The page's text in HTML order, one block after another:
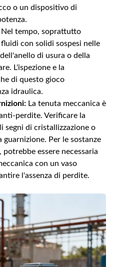
o un dispositivo di
Nel tempo, soprattutto
con solidi sospesi nelle
di usura o della
L'ispezione e la
di questo gioco
idraulica.
La tenuta meccanica è
perdite. Verificare la
segni di cristallizzazione o
guarnizione. Per le sostanze
essere necessaria
con un vaso
l'assenza di perdite.